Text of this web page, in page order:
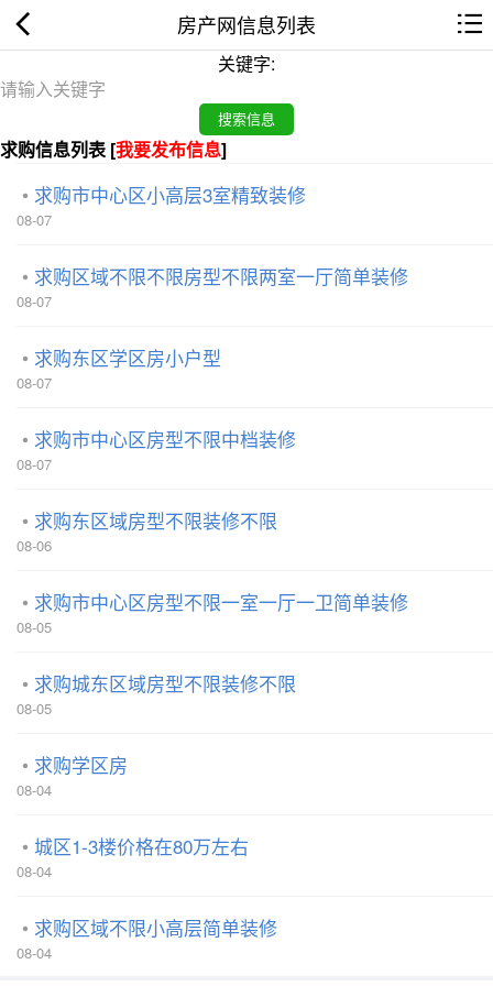
房产网信息列表
关键字:
求购信息列表 [我要发布信息]
求购市中心区小高层3室精致装修
08-07
求购区域不限不限房型不限两室一厅简单装修
08-07
求购东区学区房小户型
08-07
求购市中心区房型不限中档装修
08-07
求购东区域房型不限装修不限
08-06
求购市中心区房型不限一室一厅一卫简单装修
08-05
求购城东区域房型不限装修不限
08-05
求购学区房
08-04
城区1-3楼价格在80万左右
08-04
求购区域不限小高层简单装修
08-04